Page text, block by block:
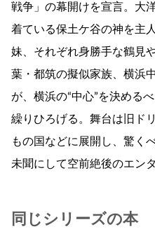
戦争」の幕開けを宣言。大
着ている保土ケ谷の神を主
妹、それぞれ身勝手な鶴見
葉・都筑の擬似家族、横浜
が、横浜の“中心”を決める
繰りひろげる。舞台は旧ド
もの国などに展開し、驚く
未聞にして空前絶後のエン
同じシリーズの本